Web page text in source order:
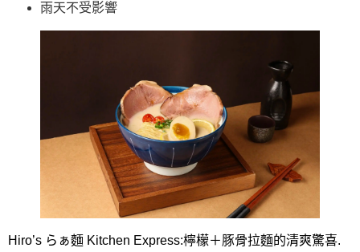
雨天不受影響
Hiro’s らぁ麵 Kitchen Express:檸檬＋豚骨拉麵的清爽驚喜.